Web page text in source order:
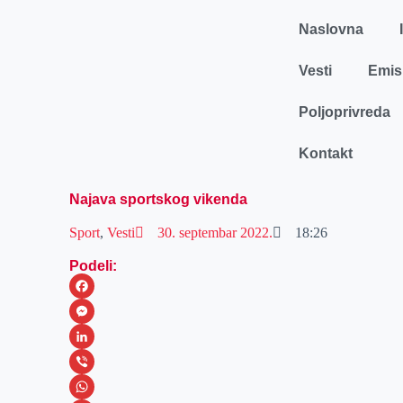
Naslovna
Vesti
Poljoprivreda
Kontakt
Najava sportskog vikenda
Sport,Vesti 30. septembar 2022. 18:26
Podeli:
F
a
c
e
M
e
s
L
iV